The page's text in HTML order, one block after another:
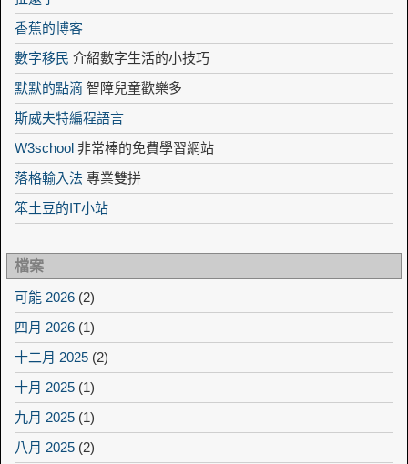
香蕉的博客
數字移民 介紹數字生活的小技巧
默默的點滴 智障兒童歡樂多
斯威夫特編程語言
W3school 非常棒的免費學習網站
落格輸入法 專業雙拼
笨土豆的IT小站
檔案
可能 2026 (2)
四月 2026 (1)
十二月 2025 (2)
十月 2025 (1)
九月 2025 (1)
八月 2025 (2)